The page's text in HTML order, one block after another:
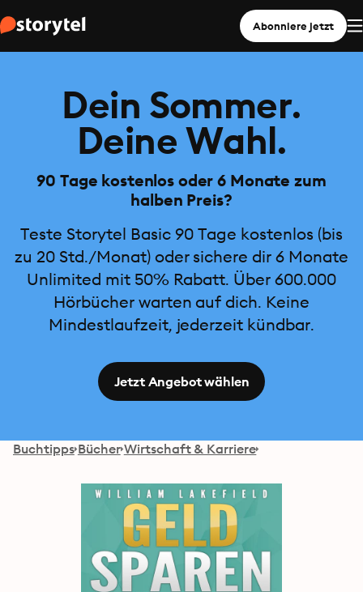
Abonniere jetzt
Dein Sommer.
Deine Wahl.
90 Tage kostenlos oder 6 Monate zum
halben Preis?
Teste Storytel Basic 90 Tage kostenlos (bis
zu 20 Std./Monat) oder sichere dir 6 Monate
Unlimited mit 50% Rabatt. Über 600.000
Hörbücher warten auf dich. Keine
Mindestlaufzeit, jederzeit kündbar.
Jetzt Angebot wählen
Buchtipps Bücher Wirtschaft & Karriere